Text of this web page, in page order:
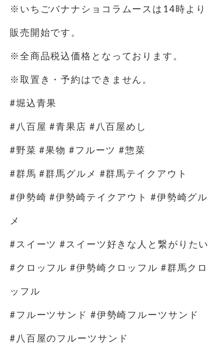
※いちごバナナショコラムースは14時より
販売開始です。
※全商品税込価格となっております。
※取置き・予約はできません。
#堀込青果
#八百屋 #青果店 #八百屋めし
#野菜 #果物 #フルーツ #惣菜
#群馬 #群馬グルメ #群馬テイクアウト
#伊勢崎 #伊勢崎テイクアウト #伊勢崎グル
メ
#スイーツ #スイーツ好きな人と繋がりたい
#クロッフル #伊勢崎クロッフル #群馬クロ
ッフル
#フルーツサンド #伊勢崎フルーツサンド
#八百屋のフルーツサンド